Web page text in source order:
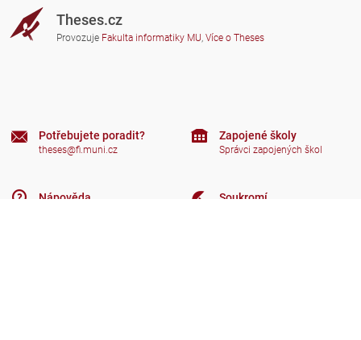
Theses.cz
Provozuje Fakulta informatiky MU, Více o Theses
Potřebujete poradit?
theses@fi.muni.cz
Nápověda
Zapojené školy
Správci zapojených škol
Soukromí